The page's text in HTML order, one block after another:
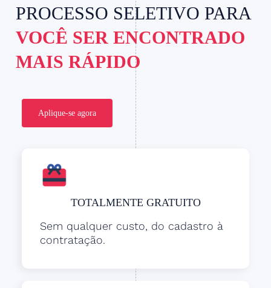
PROCESSO SELETIVO PARA
VOCÊ SER ENCONTRADO
MAIS RÁPIDO
Aplique-se agora
TOTALMENTE GRATUITO
Sem qualquer custo, do cadastro à
contratação.